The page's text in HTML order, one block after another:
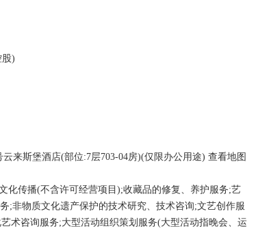
;非物质文化遗产保护的技术研究、技术咨询;文艺创作服
术咨询服务;大型活动组织策划服务(大型活动指晚会、运